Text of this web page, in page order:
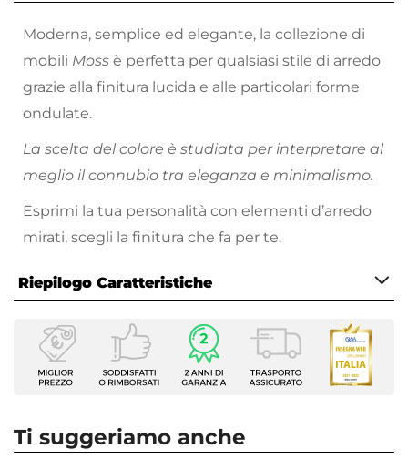
Moderna, semplice ed elegante, la collezione di
mobili Moss è perfetta per qualsiasi stile di arredo
grazie alla finitura lucida e alle particolari forme
ondulate.
La scelta del colore è studiata per interpretare al
meglio il connubio tra eleganza e minimalismo.
Esprimi la tua personalità con elementi d’arredo
mirati, scegli la finitura che fa per te.
Riepilogo Caratteristiche
Caratteristiche
Tipologia
Madia
Larghezza
Ti suggeriamo anche